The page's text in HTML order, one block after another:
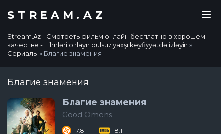
STREAM.AZ
Stream.Az - Смотреть фильм онлайн бесплатно в хорошем
качестве - Filmləri onlayn pulsuz yaxşı keyfiyyətdə izləyin »
Сериалы » Благие знамения
Благие знамения
Благие знамения
Good Omens
- 7.8 - 8.1